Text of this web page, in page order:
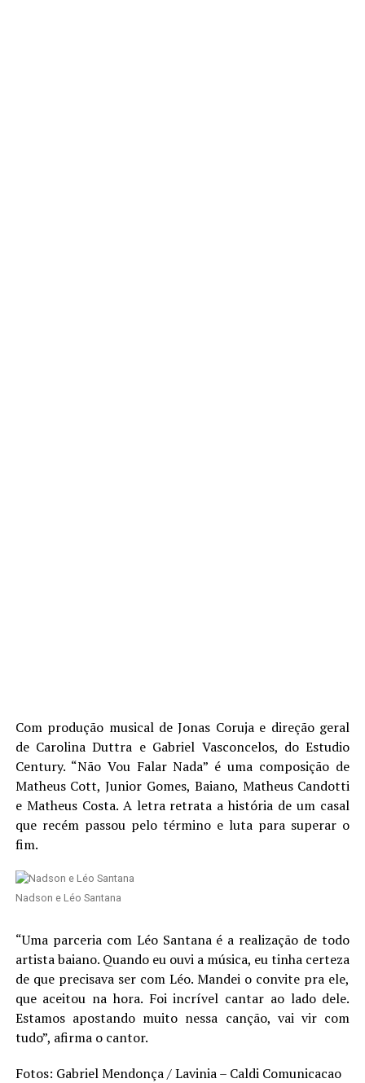
Com produção musical de Jonas Coruja e direção geral
de Carolina Duttra e Gabriel Vasconcelos, do Estudio
Century. “Não Vou Falar Nada” é uma composição de
Matheus Cott, Junior Gomes, Baiano, Matheus Candotti
e Matheus Costa. A letra retrata a história de um casal
que recém passou pelo término e luta para superar o
fim.
Nadson e Léo Santana
“Uma parceria com Léo Santana é a realização de todo
artista baiano. Quando eu ouvi a música, eu tinha certeza
de que precisava ser com Léo. Mandei o convite pra ele,
que aceitou na hora. Foi incrível cantar ao lado dele.
Estamos apostando muito nessa canção, vai vir com
tudo”, afirma o cantor.
Fotos: Gabriel Mendonça / Lavinia – Caldi Comunicacao